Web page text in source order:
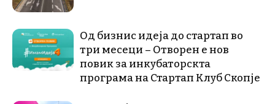
Од бизнис идеја до стартап во
три месеци – Отворен е нов
повик за инкубаторскта
програма на Стартап Клуб Скопје